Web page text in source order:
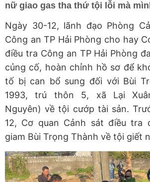
nữ giao gas tha thứ tội lỗi mà
Ngày 30-12, lãnh đạo Phòng
Công an TP Hải Phòng cho hay
điều tra Công an TP Hải Phòng
củng cố, hoàn chỉnh hồ sơ để
tố bị can bổ sung đối với Bùi
1993, trú thôn 5, xã Lại
Nguyên) về tội cướp tài sản.
12, Cơ quan Cảnh sát điều tra
giam Bùi Trọng Thành về tội giết